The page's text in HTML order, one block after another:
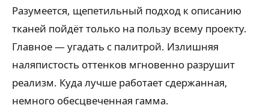
Разумеется, щепетильный подход к описанию
тканей пойдёт только на пользу всему проекту.
Главное — угадать с палитрой. Излишняя
наляпистость оттенков мгновенно разрушит
реализм. Куда лучше работает сдержанная,
немного обесцвеченная гамма.